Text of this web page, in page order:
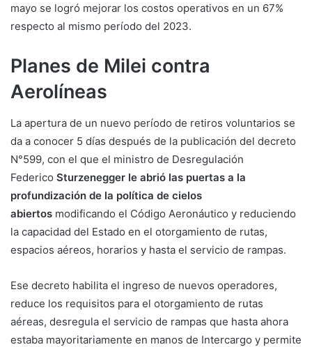
mayo se logró mejorar los costos operativos en un 67%
respecto al mismo período del 2023.
Planes de Milei contra
Aerolíneas
La apertura de un nuevo período de retiros voluntarios se
da a conocer 5 días después de la publicación del decreto
N°599, con el que el ministro de Desregulación
Federico Sturzenegger le abrió las puertas a la
profundización de la política de cielos
abiertos modificando el Código Aeronáutico y reduciendo
la capacidad del Estado en el otorgamiento de rutas,
espacios aéreos, horarios y hasta el servicio de rampas.
Ese decreto habilita el ingreso de nuevos operadores,
reduce los requisitos para el otorgamiento de rutas
aéreas, desregula el servicio de rampas que hasta ahora
estaba mayoritariamente en manos de Intercargo y permite